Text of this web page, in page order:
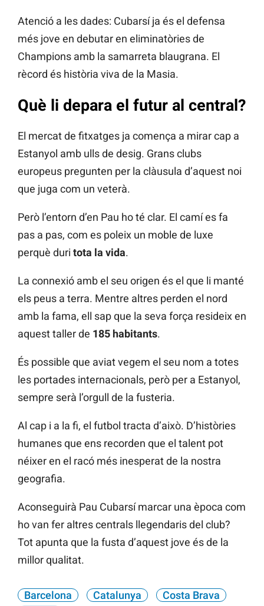
Atenció a les dades: Cubarsí ja és el defensa
més jove en debutar en eliminatòries de
Champions amb la samarreta blaugrana. El
rècord és història viva de la Masia.
Què li depara el futur al central?
El mercat de fitxatges ja comença a mirar cap a
Estanyol amb ulls de desig. Grans clubs
europeus pregunten per la clàusula d’aquest noi
que juga com un veterà.
Però l’entorn d’en Pau ho té clar. El camí es fa
pas a pas, com es poleix un moble de luxe
perquè duri tota la vida.
La connexió amb el seu origen és el que li manté
els peus a terra. Mentre altres perden el nord
amb la fama, ell sap que la seva força resideix en
aquest taller de 185 habitants.
És possible que aviat vegem el seu nom a totes
les portades internacionals, però per a Estanyol,
sempre serà l’orgull de la fusteria.
Al cap i a la fi, el futbol tracta d’això. D’històries
humanes que ens recorden que el talent pot
néixer en el racó més inesperat de la nostra
geografia.
Aconseguirà Pau Cubarsí marcar una època com
ho van fer altres centrals llegendaris del club?
Tot apunta que la fusta d’aquest jove és de la
millor qualitat.
Barcelona Catalunya
Costa Brava